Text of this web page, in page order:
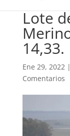
Lote
14,33.
Ene 29, 2022|
Comentarios